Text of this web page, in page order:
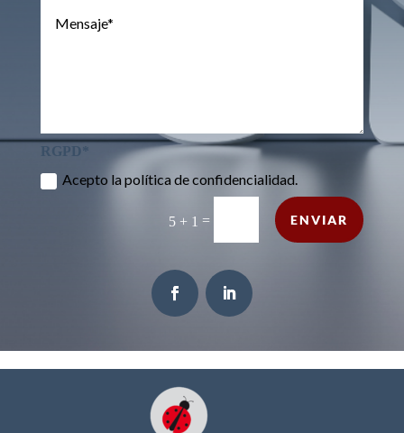
RGPD*
Acepto lapolítica de confidencialidad.
5 + 1 = ENVIAR